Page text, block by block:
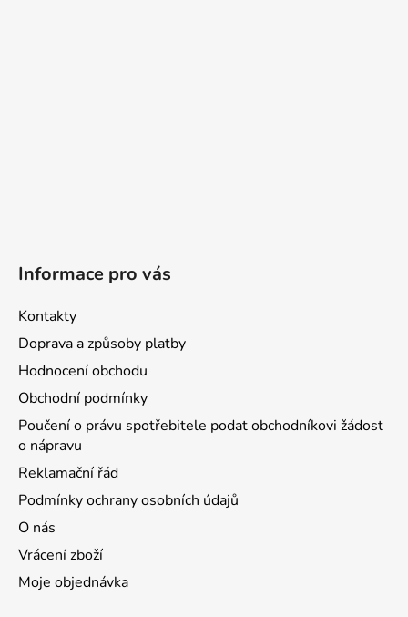
Informace pro vás
Kontakty
Doprava a způsoby platby
Hodnocení obchodu
Obchodní podmínky
Poučení o právu spotřebitele podat obchodníkovi žádost
o nápravu
Reklamační řád
Podmínky ochrany osobních údajů
O nás
Vrácení zboží
Moje objednávka